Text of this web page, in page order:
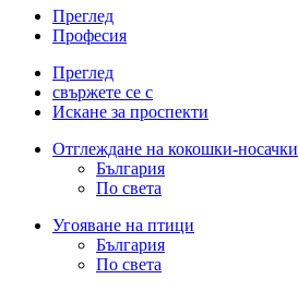
Преглед
Професия
Преглед
свържете се с
Искане за проспекти
Отглеждане на кокошки-носачки
България
По света
Угояване на птици
България
По света